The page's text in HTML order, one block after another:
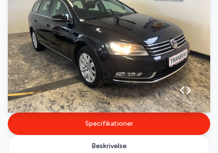
Specifikationer
Beskrivelse